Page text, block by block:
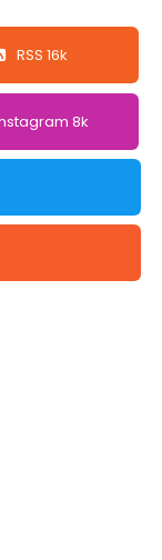
RSS 16k
8k